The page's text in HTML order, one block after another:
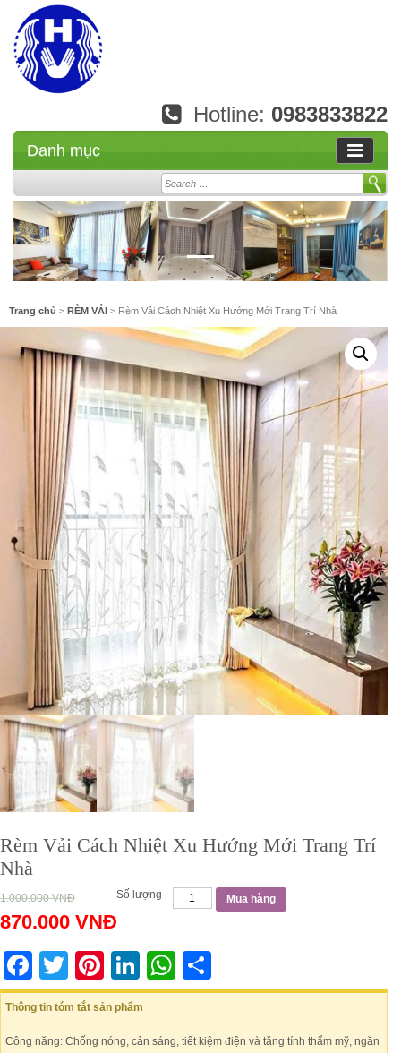
Hotline: 0983833822
Danh mục
Search
Trang chủ > RÈM VẢI > Rèm Vải Cách Nhiệt Xu Hướng Mới Trang Trí Nhà
Rèm Vải Cách Nhiệt Xu Hướng Mới Trang Trí
Nhà
1.000.000VNĐ
870.000 VNĐ
Số lượng Mua hàng
Facebook
TwitterPinterest
LinkedIn
WhatsApp
Thông tin tóm tắt sản phẩm
Công năng: Chống nóng, cản sáng, tiết kiệm điện và tăng tính thẩm mỹ, ngăn